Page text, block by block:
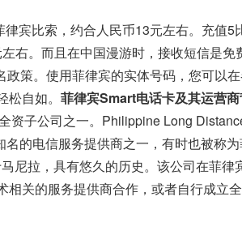
宾比索，约合人民币13元左右。充值5
右。而且在中国漫游时，接收短信是免
策。使用菲律宾的实体号码，您可以
自如。 菲律宾Smart电话卡及其运营
资子公司之一。Philippine Long
的电信服务提供商之一，有时也被称
尼拉，具有悠久的历史。该公司在菲律
关的服务提供商合作，或者自行成立